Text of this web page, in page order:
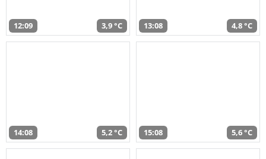
12:09 3,9 °C 13:08 4,8 °C
14:08 5,2 °C 15:08 5,6 °C